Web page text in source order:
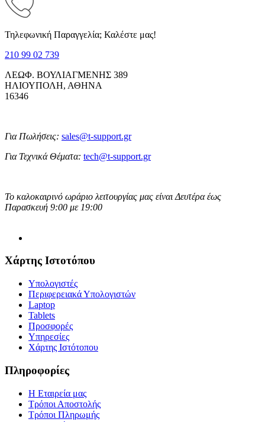
Τηλεφωνική Παραγγελία; Καλέστε μας!
210 99 02 739
ΛΕΩΦ. ΒΟΥΛΙΑΓΜΕΝΗΣ 389
ΗΛΙΟΥΠΟΛΗ, ΑΘΗΝΑ
16346
Για Πωλήσεις: sales@t-support.gr
Για Τεχνικά Θέματα: tech@t-support.gr
Το καλοκαιρινό ωράριο λειτουργίας μας είναι Δευτέρα έως
Παρασκευή 9:00 με 19:00
Χάρτης Ιστοτόπου
Υπολογιστές
Περιφερειακά Υπολογιστών
Laptop
Tablets
Προσφορές
Υπηρεσίες
Χάρτης Ιστότοπου
Πληροφορίες
Η Εταιρεία μας
Τρόποι Αποστολής
Τρόποι Πληρωμής